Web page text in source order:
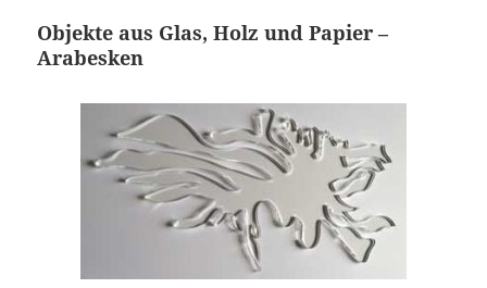
Objekte aus Glas, Holz und Papier –
Arabesken